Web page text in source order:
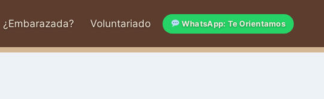
¿Embarazada? Voluntariado WhatsApp: Te Orientamos